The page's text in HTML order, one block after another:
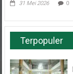
Terpopuler